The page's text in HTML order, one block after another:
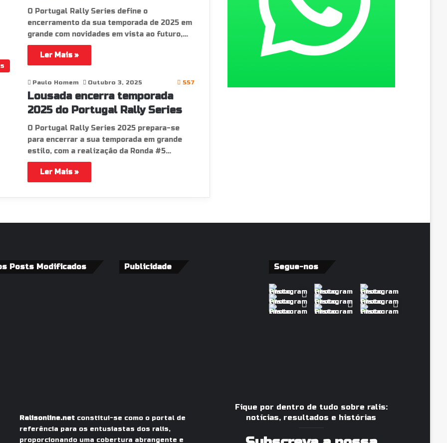
O Portugal Rally Series define o
encerramento da sua temporada de 2025 em
grande com novidades em vista ao futuro,…
Ler Mais »
Paulo Homem Outubro 3, 2025 557
Lousada encerra temporada
2025 do Portugal Rally Series
O Portugal Rally Series 2025 prepara-se
para encerrar a sua temporada em grande
estilo, com a realização da Ronda #5…
Ler Mais »
Posts Modificados Publicidade Segue-nos
Ralisonline.netconstitui-se como o portal de
referência para os entusiastas dos ralis,
proporcionando uma cobertura abrangente e
Fique por dentro de tudo sobre ralis:
notícias, resultados e histórias